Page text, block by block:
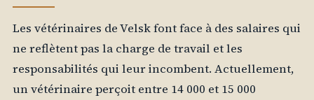
Les vétérinaires de Velsk font face à des salaires qui
ne reflètent pas la charge de travail et les
responsabilités qui leur incombent. Actuellement,
un vétérinaire perçoit entre 14 000 et 15 000